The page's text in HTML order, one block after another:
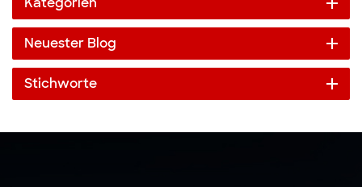
Neuester Blog
Stichworte